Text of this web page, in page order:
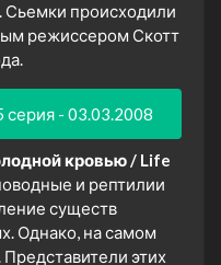
Сьемки происходили
режиссером Скотт
серия - 03.03.2008
кровью / Life
и рептилии
существ
Однако, на самом
этих